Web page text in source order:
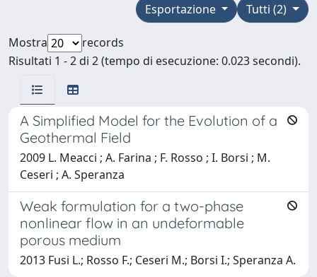
Tutti (2)
Esportazione
Mostra
records
Risultati 1 - 2 di 2 (tempo di esecuzione: 0.023 secondi).
A Simplified Model for the Evolution of a
Geothermal Field
2009 L. Meacci ; A. Farina ; F. Rosso ; I. Borsi ; M.
Ceseri ; A. Speranza
Weak formulation for a two-phase
nonlinear flow in an undeformable
porous medium
2013 Fusi L.; Rosso F.; Ceseri M.; Borsi I.; Speranza A.